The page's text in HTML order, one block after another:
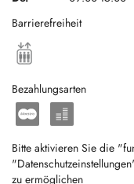
Barrierefreiheit
Bezahlungsarten
Bitte aktivieren Sie die
zu ermöglichen